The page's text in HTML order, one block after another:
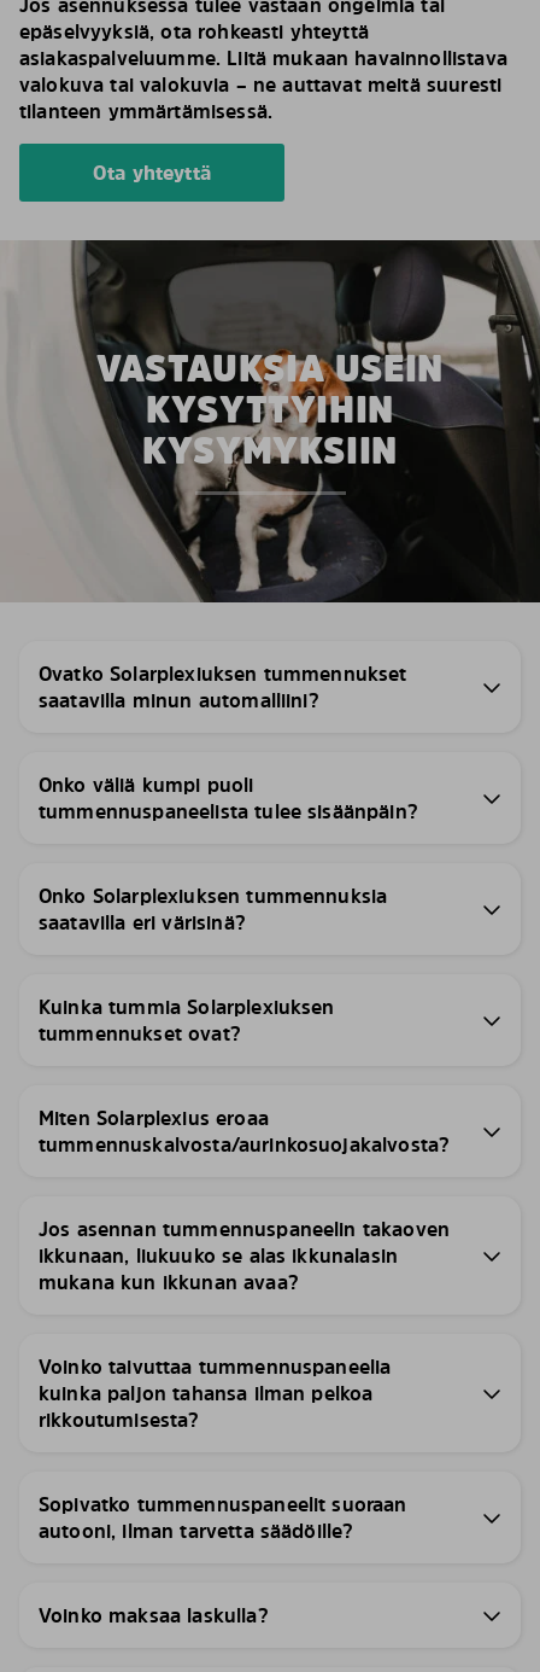
epäselvyyksiä, ota rohkeasti yhteyttä
asiakaspalveluumme. Liitä mukaan havainnollistava
valokuva tai valokuvia – ne auttavat meitä suuresti
tilanteen ymmärtämisessä.
Ota yhteyttä
VASTAUKSIA USEIN
KYSYTTYIHIN
KYSYMYKSIIN
Ovatko Solarplexiuksen tummennukset
saatavilla minun automalliini?
Onko väliä kumpi puoli
tummennuspaneelista tulee sisäänpäin?
Onko Solarplexiuksen tummennuksia
saatavilla eri värisinä?
Kuinka tummia Solarplexiuksen
tummennukset ovat?
Miten Solarplexius eroaa
tummennuskalvosta/aurinkosuojakalvosta?
Jos asennan tummennuspaneelin takaoven
ikkunaan, liukuuko se alas ikkunalasin
mukana kun ikkunan avaa?
Voinko taivuttaa tummennuspaneelia
kuinka paljon tahansa ilman pelkoa
rikkoutumisesta?
Sopivatko tummennuspaneelit suoraan
autooni, ilman tarvetta säädöille?
Voinko maksaa laskulla?